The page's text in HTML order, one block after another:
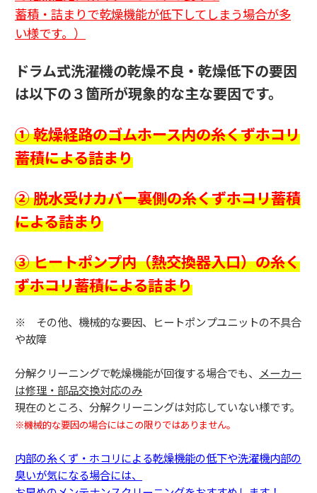
蓄積・詰まりで乾燥機能が低下してしまう場合が多
い様です。 ）
ドラム式洗濯機の乾燥不良・乾燥低下の要因
は以下の３箇所が現象的な主な要因です。
① 乾燥経路のゴムホース内の糸くずホコリ
蓄積による詰まり
② 脱水受けカバー裏側の糸くずホコリ蓄積
による詰まり
③ ヒートポンプ内（熱交換器入口）の糸く
ずホコリ蓄積による詰まり
※ その他、機械的な要因、ヒートポンプユニットの不具合
や故障
分解クリーニングで乾燥機能が回復する場合でも、
メーカー
は修理・部品交換対応のみ
現在のところ、分解クリーニングは対応していない様です。
※機械的な要因の場合にはこの限りではありません。
内部の糸くず・ホコリによる乾燥機能の低下や洗濯機内部の
臭いが気になる場合には、